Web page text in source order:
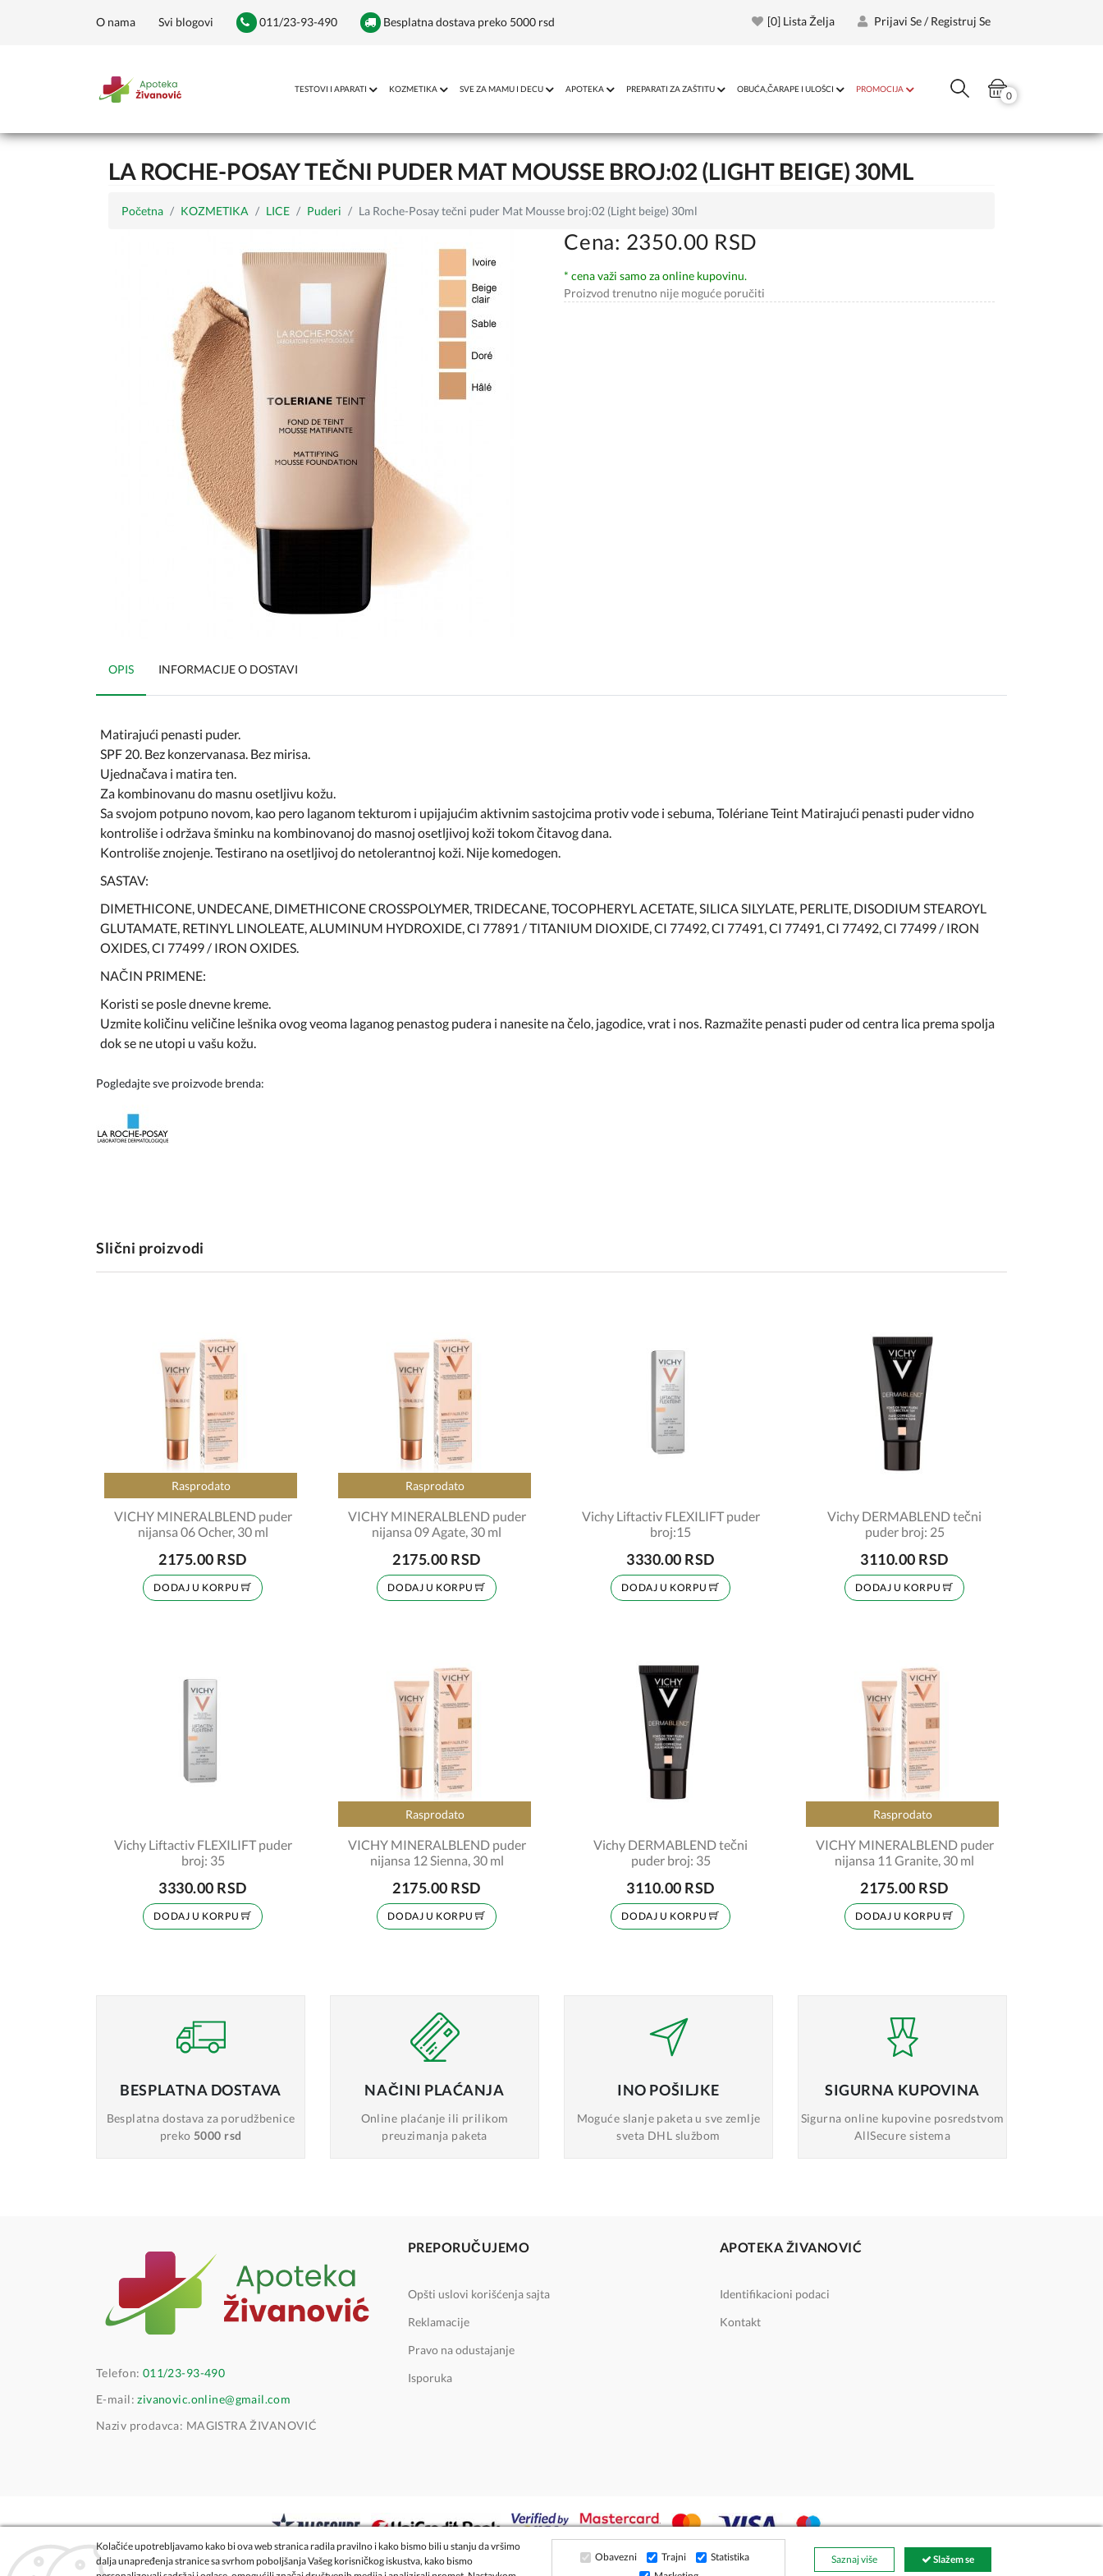
O nama Svi blogovi 011/23-93-490 Besplatna dostava preko 5000 rsd [0] Lista Želja Prijavi Se / Registruj Se
TESTOVI I APARATI KOZMETIKA SVE ZA MAMU I DECU APOTEKA PREPARATI ZA ZAŠTITU OBUĆA,ČARAPE I ULOŠCI PROMOCIJA
0
LA ROCHE-POSAY TEČNI PUDER MAT MOUSSE BROJ:02 (LIGHT BEIGE) 30ML
Početna KOZMETIKA LICE Puderi La Roche-Posay tečni puder Mat Mousse broj:02 (Light beige) 30ml
Cena: 2350.00 RSD
* cena važi samo za online kupovinu.
Proizvod trenutno nije moguće poručiti
OPIS INFORMACIJE O DOSTAVI
Matirajući penasti puder.
SPF 20. Bez konzervanasa. Bez mirisa.
Ujednačava i matira ten.
Za kombinovanu do masnu osetljivu kožu.
Sa svojom potpuno novom, kao pero laganom tekturom i upijajućim aktivnim sastojcima protiv vode i sebuma, Tolériane Teint Matirajući penasti puder vidno
kontroliše i održava šminku na kombinovanoj do masnoj osetljivoj koži tokom čitavog dana.
Kontroliše znojenje. Testirano na osetljivoj do netolerantnoj koži. Nije komedogen.
SASTAV:
DIMETHICONE, UNDECANE, DIMETHICONE CROSSPOLYMER, TRIDECANE, TOCOPHERYL ACETATE, SILICA SILYLATE, PERLITE, DISODIUM STEAROYL
GLUTAMATE, RETINYL LINOLEATE, ALUMINUM HYDROXIDE, CI 77891 / TITANIUM DIOXIDE, CI 77492, CI 77491, CI 77491, CI 77492, CI 77499 / IRON
OXIDES, CI 77499 / IRON OXIDES.
NAČIN PRIMENE:
Koristi se posle dnevne kreme.
Uzmite količinu veličine lešnika ovog veoma laganog penastog pudera i nanesite na čelo, jagodice, vrat i nos. Razmažite penasti puder od centra lica prema spolja
dok se ne utopi u vašu kožu.
Pogledajte sve proizvode brenda:
Slični proizvodi
Rasprodato
VICHY MINERALBLEND puder
nijansa 06 Ocher, 30 ml
2175.00 RSD
DODAJ U KORPU
Rasprodato
VICHY MINERALBLEND puder
nijansa 09 Agate, 30 ml
2175.00 RSD
DODAJ U KORPU
Vichy Liftactiv FLEXILIFT puder
broj:15
3330.00 RSD
DODAJ U KORPU
Vichy DERMABLEND tečni
puder broj: 25
3110.00 RSD
DODAJ U KORPU
Vichy Liftactiv FLEXILIFT puder
broj: 35
3330.00 RSD
DODAJ U KORPU
Rasprodato
VICHY MINERALBLEND puder
nijansa 12 Sienna, 30 ml
2175.00 RSD
DODAJ U KORPU
Vichy DERMABLEND tečni
puder broj: 35
3110.00 RSD
DODAJ U KORPU
Rasprodato
VICHY MINERALBLEND puder
nijansa 11 Granite, 30 ml
2175.00 RSD
DODAJ U KORPU
BESPLATNA DOSTAVA
Besplatna dostavaza porudžbenice
preko 5000 rsd
NAČINI PLAĆANJA
Online plaćanje ili prilikom
preuzimanja paketa
INO POŠILJKE
Moguće slanje paketa u sve zemlje
sveta DHL službom
SIGURNA KUPOVINA
Sigurna online kupovine posredstvom
AllSecure sistema
Telefon: 011/23-93-490
E-mail:zivanovic.online@gmail.com
Naziv prodavca: MAGISTRA ŽIVANOVIĆ
PREPORUČUJEMO
Opšti uslovi korišćenja sajta
Reklamacije
Pravo na odustajanje
Isporuka
APOTEKA ŽIVANOVIĆ
Identifikacioni podaci
Kontakt
Kolačiće upotrebljavamo kako bi ova web stranica radila pravilno i kako bismo bili u stanju da vršimo
dalja unapređenja stranice sa svrhom poboljšanja Vašeg korisničkog iskustva, kako bismo
Obavezni Trajni
Statistika
Saznaj više Slažem se